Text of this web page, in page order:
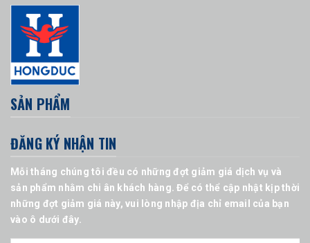
SẢN PHẨM
ĐĂNG KÝ NHẬN TIN
Mỗi tháng chúng tôi đều có những đợt giảm giá dịch vụ và
sản phẩm nhằm chi ân khách hàng. Để có thể cập nhật kịp thời
những đợt giảm giá này, vui lòng nhập địa chỉ email của bạn
vào ô dưới đây.